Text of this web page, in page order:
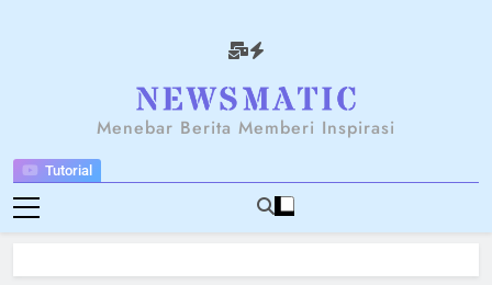
Tutorial
NEWSANTARA
Menebar Berita Memberi Inspirasi